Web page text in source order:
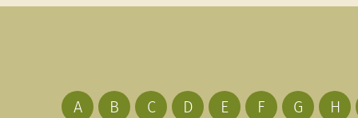
A B C D E F G H